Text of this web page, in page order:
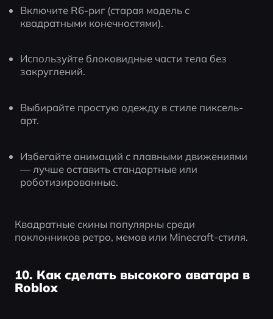
Включите R6-риг (старая модель с
квадратными конечностями).
Используйте блоковидные части тела без
закруглений.
Выбирайте простую одежду в стиле пиксель-
арт.
Избегайте анимаций с плавными движениями
— лучше оставить стандартные или
роботизированные.
Квадратные скины популярны среди
поклонников ретро, мемов или Minecraft-стиля.
10. Как сделать высокого аватара в
Roblox